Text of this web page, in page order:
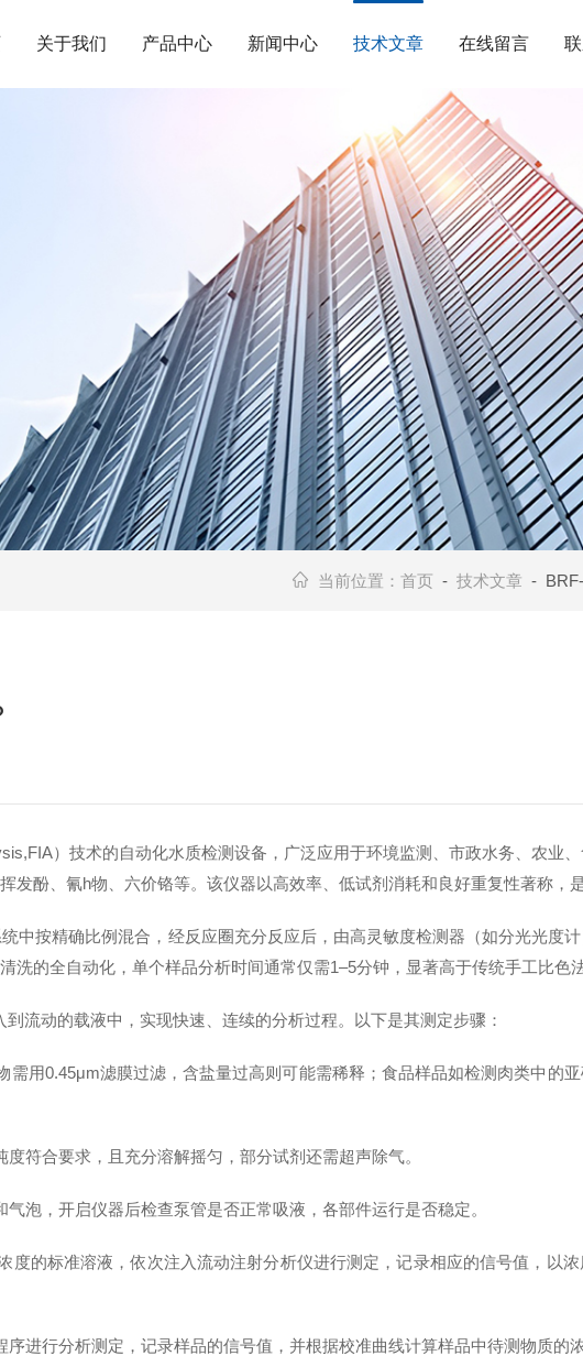
关于我们 产品中心 新闻中心 技术文章 在线留言
当前位置：首页 -技术文章 - BRF-
）技术的自动化水质检测设备，广泛应用于环境监测、市政水务、农业
酚、氰h物、六价铬等。该仪器以高效率、低试剂消耗和良好重复性著称，
按精确比例混合，经反应圈充分反应后，由高灵敏度检测器（如分光光度
的全自动化，单个样品分析时间通常仅需1–5分钟，显著高于传统手工比色法
流动的载液中，实现快速、连续的分析过程。以下是其测定步骤：
0.45μm滤膜过滤，含盐量过高则可能需稀释；食品样品如检测肉类中的
合要求，且充分溶解摇匀，部分试剂还需超声除气。
，开启仪器后检查泵管是否正常吸液，各部件运行是否稳定。
标准溶液，依次注入流动注射分析仪进行测定，记录相应的信号值，以
行分析测定，记录样品的信号值，并根据校准曲线计算样品中待测物质的浓